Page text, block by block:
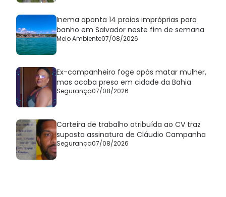
Inema aponta 14 praias impróprias para
banho em Salvador neste fim de semana
Meio Ambiente07/08/2026
Ex-companheiro foge após matar mulher,
mas acaba preso em cidade da Bahia
Segurança07/08/2026
Carteira de trabalho atribuída ao CV traz
suposta assinatura de Cláudio Campanha
Segurança07/08/2026